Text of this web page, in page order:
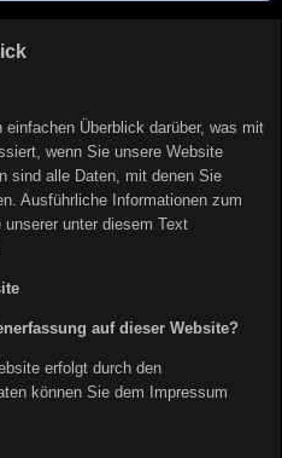
Überblick darüber, was mit
wenn Sie unsere Website
sind alle Daten, mit denen Sie
Ausführliche Informationen zum
unter diesem Text
auf dieser Website?
erfolgt durch den
können Sie dem Impressum